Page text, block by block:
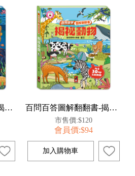
百問百答圖解翻翻書-揭祕海洋 百問百答圖解翻翻書-揭祕動物
市售價:$120
會員價:$94